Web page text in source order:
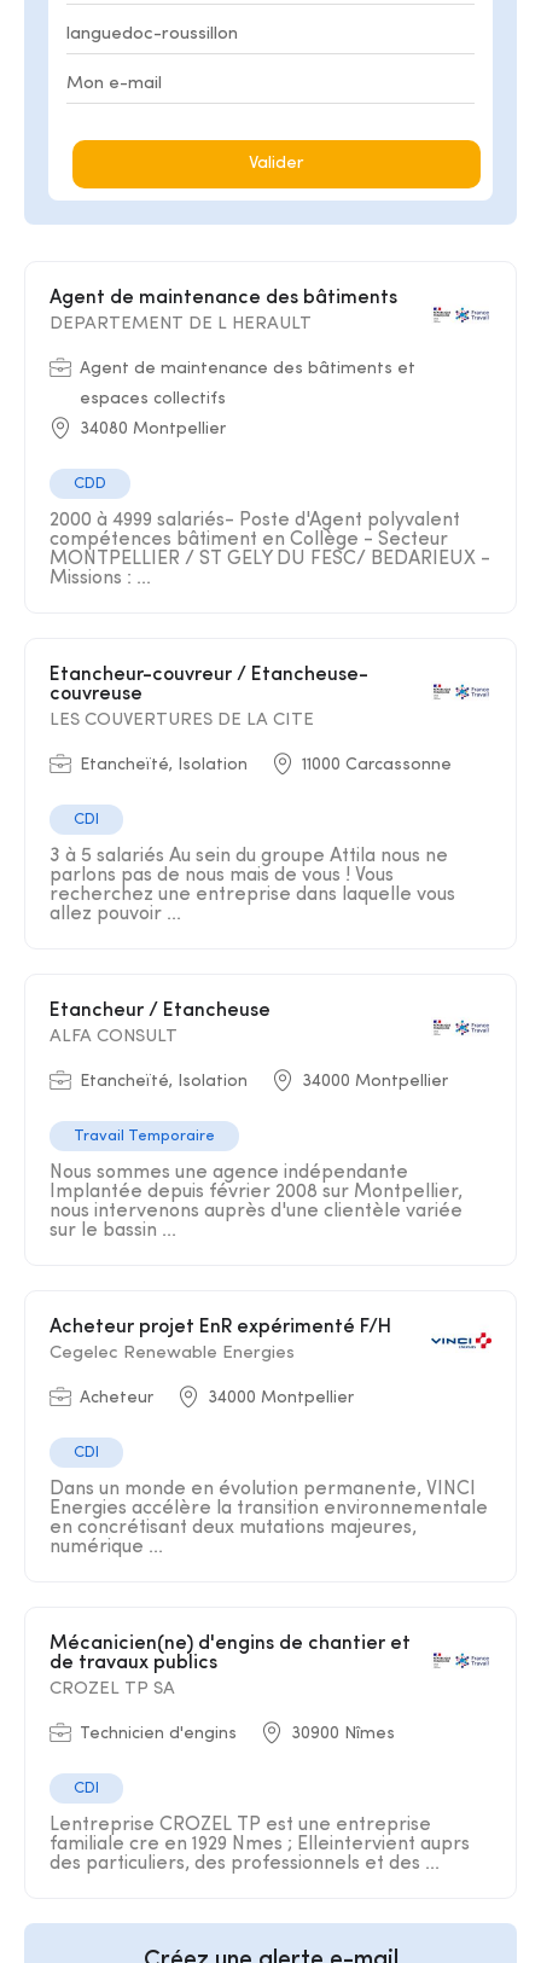
Valider
Agent de maintenance des bâtiments
DEPARTEMENT DE L HERAULT
Agent de maintenance des bâtiments et
espaces collectifs
34080 Montpellier
CDD
2000 à 4999 salariés- Poste d'Agent polyvalent
compétences bâtiment en Collège - Secteur
MONTPELLIER / ST GELY DU FESC/ BEDARIEUX -
Missions : ...
Etancheur-couvreur / Etancheuse-
couvreuse
LES COUVERTURES DE LA CITE
Etancheïté, Isolation 11000 Carcassonne
CDI
3 à 5 salariés Au sein du groupe Attila nous ne
parlons pas de nous mais de vous ! Vous
recherchez une entreprise dans laquelle vous
allez pouvoir ...
Etancheur / Etancheuse
ALFA CONSULT
Etancheïté, Isolation 34000 Montpellier
Travail Temporaire
Nous sommes une agence indépendante
Implantée depuis février 2008 sur Montpellier,
nous intervenons auprès d'une clientèle variée
sur le bassin ...
Acheteur projet EnR expérimenté F/H
Cegelec Renewable Energies
Acheteur 34000 Montpellier
CDI
Dans un monde en évolution permanente, VINCI
Energies accélère la transition environnementale
en concrétisant deux mutations majeures,
numérique ...
Mécanicien(ne) d'engins de chantier et
de travaux publics
CROZEL TP SA
Technicien d'engins 30900 Nîmes
CDI
Lentreprise CROZEL TP est une entreprise
familiale cre en 1929 Nmes ; Elleintervient auprs
des particuliers, des professionnels et des ...